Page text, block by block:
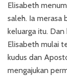
Elisabeth
saleh. Ia merasa
keluarga itu. Dan
Elisabeth mulai
kudus dan
mengajukan